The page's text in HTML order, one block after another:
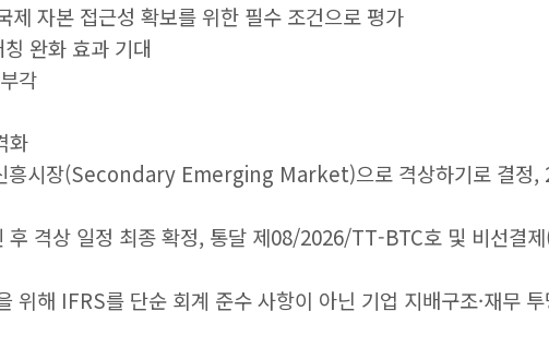
제 자본 접근성 확보를 위한 필수 조건으로 평가
완화 효과 기대
각
화
흥시장(Secondary Emerging Market)으로 격상하기로 결정,
격상 일정 최종 확정, 통달 제08/2026/TT-BTC호 및 비선결
위해 IFRS를 단순 회계 준수 사항이 아닌 기업 지배구조·재무